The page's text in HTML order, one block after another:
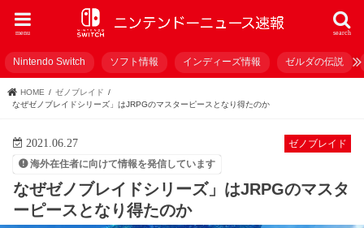
search
menu
Nintendo Switch ソフト情報 インディーズ情報 ゼルダの伝説
HOME
ゼノブレイド
なぜゼノブレイドシリーズ」はJRPGのマスターピースとなり得たのか
ゼノブレイド
2021.06.27
海外在住者に向けて情報を発信しています
なぜゼノブレイドシリーズ」はJRPGのマスタ
ーピースとなり得たのか